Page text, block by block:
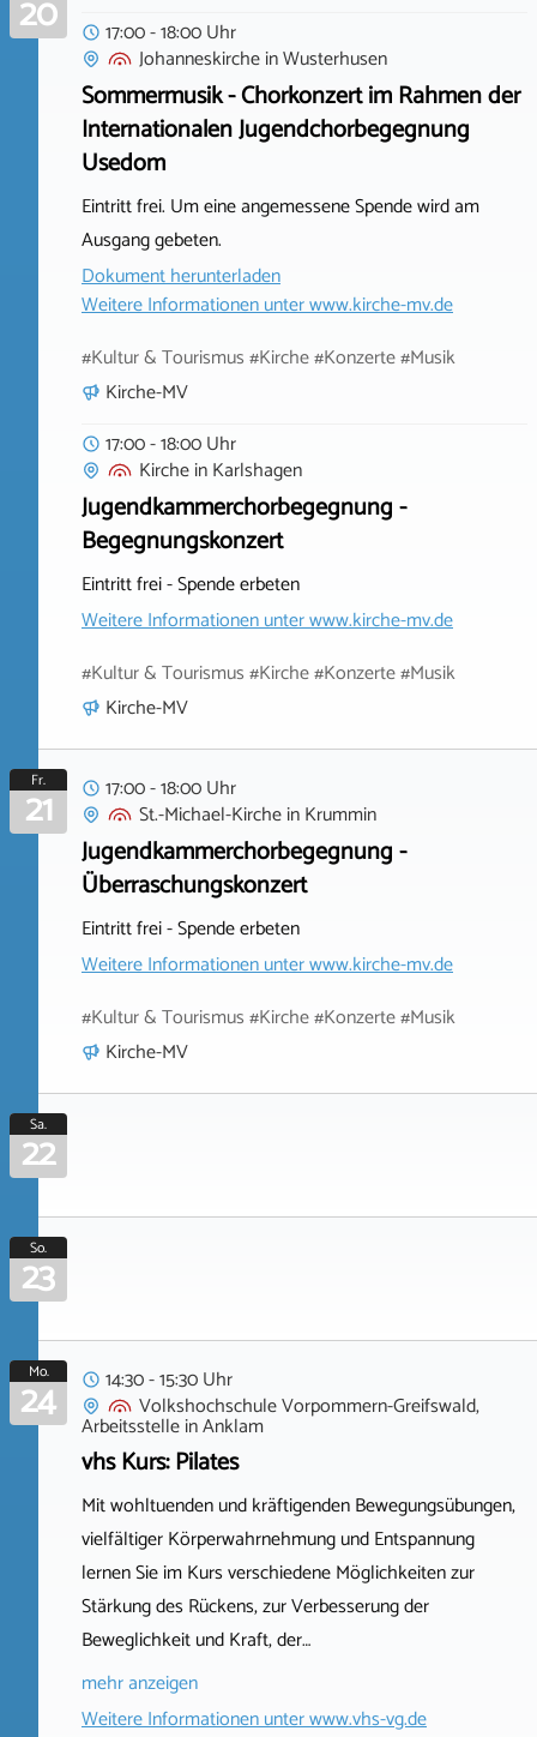
20
17:00 - 18:00 Uhr
JohanneskircheinWusterhusen
Sommermusik - Chorkonzert im Rahmen der
Internationalen Jugendchorbegegnung
Usedom
Eintritt frei. Um eine angemessene Spende wird am
Ausgang gebeten.
Dokument herunterladen
Weitere Informationen unterwww.kirche-mv.de
#Kultur & Tourismus #Kirche #Konzerte #Musik
Kirche-MV
17:00 - 18:00 Uhr
KircheinKarlshagen
Jugendkammerchorbegegnung -
Begegnungskonzert
Eintritt frei - Spende erbeten
Weitere Informationen unterwww.kirche-mv.de
#Kultur & Tourismus #Kirche #Konzerte #Musik
Kirche-MV
Fr.
21
17:00 - 18:00 Uhr
St.-Michael-KircheinKrummin
Jugendkammerchorbegegnung -
Überraschungskonzert
Eintritt frei - Spende erbeten
Weitere Informationen unterwww.kirche-mv.de
#Kultur & Tourismus #Kirche #Konzerte #Musik
Kirche-MV
Sa.
22
So.
23
Mo.
24
14:30 - 15:30 Uhr
Volkshochschule Vorpommern-Greifswald,
ArbeitsstelleinAnklam
vhs Kurs: Pilates
Mit wohltuenden und kräftigenden Bewegungsübungen,
vielfältiger Körperwahrnehmung und Entspannung
lernen Sie im Kurs verschiedene Möglichkeiten zur
Stärkung des Rückens, zur Verbesserung der
Beweglichkeit und Kraft, der…
mehr anzeigen
Weitere Informationen unterwww.vhs-vg.de